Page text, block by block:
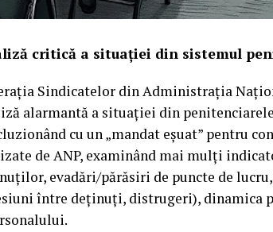
critică a situației din sistemul
Sindicatelor din Administrația
alarmantă a situației din
cu un „mandat eșuat” pentru
de ANP, examinând mai mulți
evadări/părăsiri de puncte de
între deținuți, distrugeri), dinamica